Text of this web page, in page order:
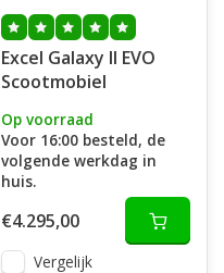
Excel Galaxy II EVO
Scootmobiel
Op voorraad
Voor 16:00 besteld, de
volgende werkdag in
huis.
€4.295,00
Vergelijk